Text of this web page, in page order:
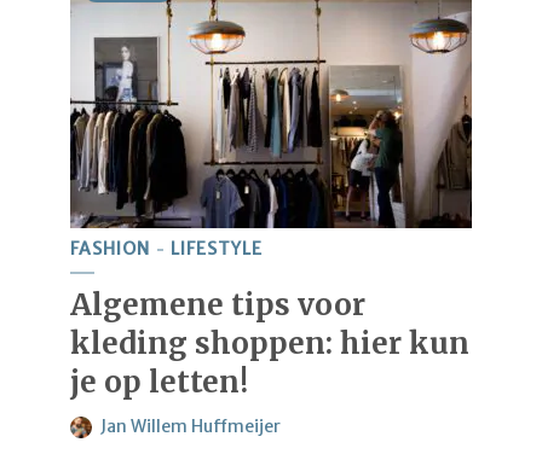
FASHION LIFESTYLE
Algemene tips voor
kleding shoppen: hier kun
je op letten!
Jan Willem Huffmeijer